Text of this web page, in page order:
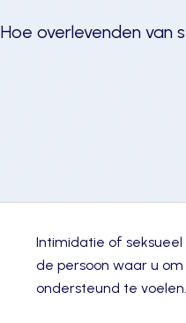
Hoe overlevenden van
Intimidatie of
de persoon waar u
ondersteund te voelen.